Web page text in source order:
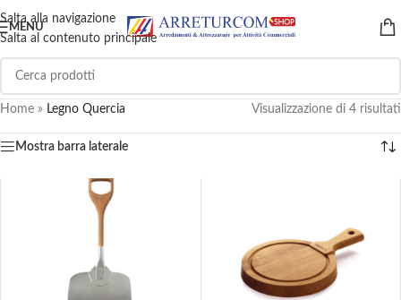
Salta alla navigazione
Salta al contenuto principale
MENU
Home » Legno Quercia Visualizzazione di 4 risultati
Mostra barra laterale